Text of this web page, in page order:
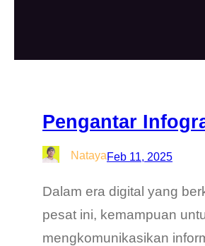
Pengantar
NatayaFeb 11, 2025
Dalam era digital yang
pesat ini, kemampuan
mengkomunikasikan